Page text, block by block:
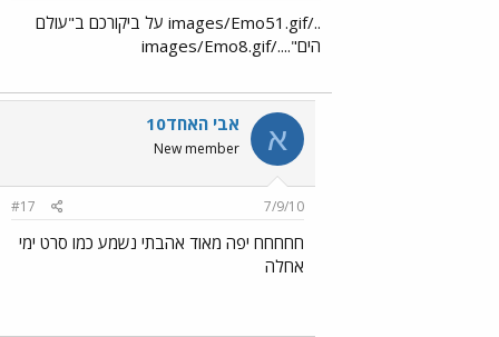
../images/Emo51.gif על ביקורכם ב"עולם
הים"..../images/Emo8.gif
א אבי האחד10
New member
7/9/10
#17
חחחחח יפה מאוד אהבתי נשמע כמו סרט ימי
אחלה